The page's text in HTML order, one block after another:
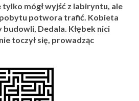
tylko mógł wyjść z labiryntu, ale
potwora trafić. Kobieta
Dedala. Kłębek nici
toczył się, prowadząc